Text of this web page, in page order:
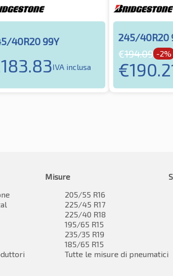
40R20 99Y
183.83IVA inclusa
245/40R20
€194.09 -2%
€
Misure
205/55 R16
225/45 R17
225/40 R18
195/65 R15
235/35 R19
185/65 R15
Tutte le misure di pneumatici